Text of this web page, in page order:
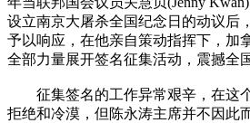
设立南京大屠杀全国纪念日的动议后
予以响应，在他亲自策动指挥下，加
全部力量展开签名征集活动，震撼全国
征集签名的工作异常艰辛，在这
拒绝和冷漠，但陈永涛主席并不因此